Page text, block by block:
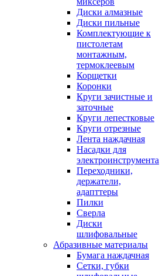
Диски алмазные
Диски пильные
Комплектующие к
пистолетам
монтажным,
термоклеевым
Корщетки
Коронки
Круги зачистные и
заточные
Круги лепестковые
Круги отрезные
Лента наждачная
Насадки для
электроинструмента
Переходники,
держатели,
адапттеры
Пилки
Сверла
Диски
шлифовальные
Абразивные материалы
Бумага наждачная
Сетки, губки